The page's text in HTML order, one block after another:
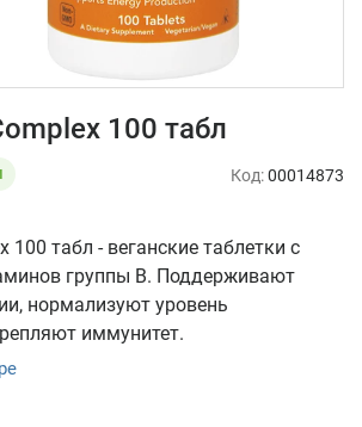
100 табл
Код:00014873
100 табл - веганские таблетки с
группы В. Поддерживают
нормализуют уровень
иммунитет.